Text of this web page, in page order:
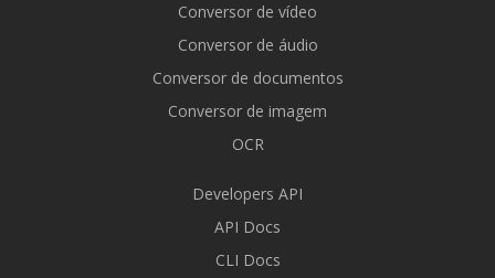
Conversor de vídeo
Conversor de áudio
Conversor de documentos
Conversor de imagem
OCR
Developers API
API Docs
CLI Docs